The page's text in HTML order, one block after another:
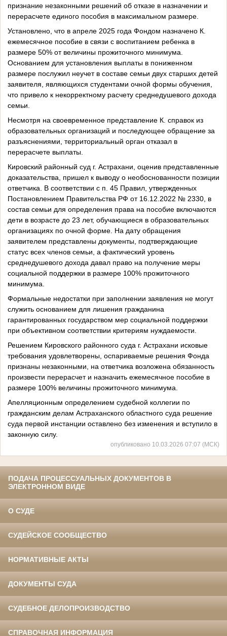
признание незаконными решений об отказе в назначении и
перерасчете единого пособия в максимальном размере.
Установлено, что в апреле 2025 года Фондом назначено К.
ежемесячное пособие в связи с воспитанием ребенка в
размере 50% от величины прожиточного минимума.
Основанием для установления выплаты в пониженном
размере послужил неучет в составе семьи двух старших детей
заявителя, являющихся студентами очной формы обучения,
что привело к некорректному расчету среднедушевого дохода
семьи.
Несмотря на своевременное представление К. справок из
образовательных организаций и последующее обращение за
разъяснениями, территориальный орган отказал в
перерасчете выплаты.
Кировский районный суд г. Астрахани, оценив представленные
доказательства, пришел к выводу о необоснованности позиции
ответчика. В соответствии с п. 45 Правил, утвержденных
Постановлением Правительства РФ от 16.12.2022 № 2330, в
состав семьи для определения права на пособие включаются
дети в возрасте до 23 лет, обучающиеся в образовательных
организациях по очной форме. На дату обращения
заявителем представлены документы, подтверждающие
статус всех членов семьи, а фактический уровень
среднедушевого дохода давал право на получение меры
социальной поддержки в размере 100% прожиточного
минимума.
Формальные недостатки при заполнении заявления не могут
служить основанием для лишения гражданина
гарантированных государством мер социальной поддержки
при объективном соответствии критериям нуждаемости.
Решением Кировского районного суда г. Астрахани исковые
требования удовлетворены, оспариваемые решения Фонда
признаны незаконными, на ответчика возложена обязанность
произвести перерасчет и назначить ежемесячное пособие в
размере 100% величины прожиточного минимума.
Апелляционным определением судебной коллегии по
гражданским делам Астраханского областного суда решение
суда первой инстанции оставлено без изменения и вступило в
законную силу.
опубликовано 10.03.2026 07:07 (МСК)
ПОДАЧА ПРОЦЕССУАЛЬНЫХ ДОКУМЕНТОВ В
ЭЛЕКТРОННОМ ВИДЕ
О СУДЕ
СУДЕЙСКОЕ СООБЩЕСТВО
НОРМАТИВНЫЕ АКТЫ
ДОКУМЕНТЫ СУДА
СУДЕБНОЕ ДЕЛОПРОИЗВОДСТВО
СПРАВОЧНАЯ ИНФОРМАЦИЯ